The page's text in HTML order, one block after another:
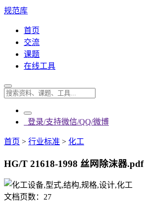
规范库
首页
交流
课题
在线工具
登录/支持微信/QQ/微博
首页 > 行业标准 > 化工
HG/T 21618-1998 丝网除沫器.pdf
文档页数： 27